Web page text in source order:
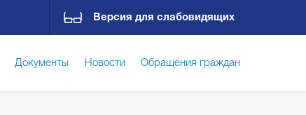
Версия для слабовидящих
Документы Новости Обращения граждан